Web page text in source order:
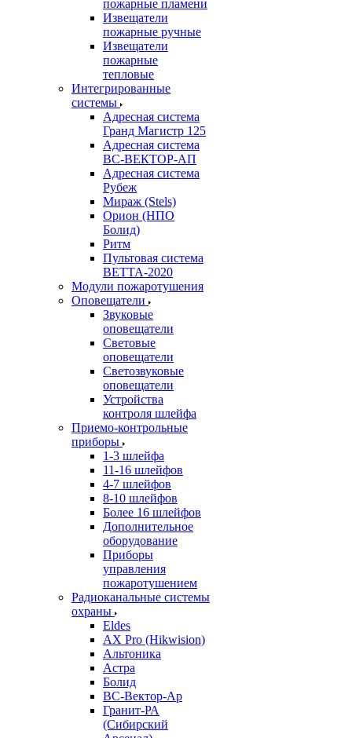
пожарные пламени
Извещатели
пожарные ручные
Извещатели
пожарные
тепловые
Интегрированные
системы
Адресная система
Гранд Магистр 125
Адресная система
ВС-ВЕКТОР-АП
Адресная система
Рубеж
Мираж (Stels)
Орион (НПО
Болид)
Ритм
Пультовая система
ВЕТТА-2020
Модули пожаротушения
Оповещатели
Звуковые
оповещатели
Световые
оповещатели
Светозвуковые
оповещатели
Устройства
контроля шлейфа
Приемо-контрольные
приборы
1-3 шлейфа
11-16 шлейфов
4-7 шлейфов
8-10 шлейфов
Более 16 шлейфов
Дополнительное
оборудование
Приборы
управления
пожаротушением
Радиоканальные системы
охраны
Eldes
AX Pro (Hikwision)
Альтоника
Астра
Болид
ВС-Вектор-Ар
Гранит-РА
(Сибирский